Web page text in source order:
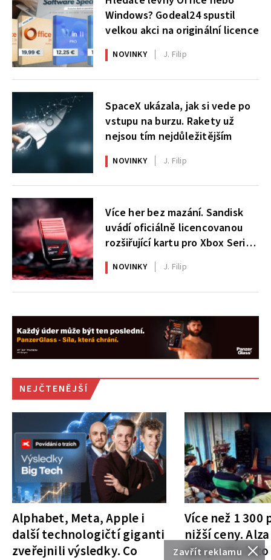
Zavřít reklamu
Windows? Godeal24 spustil
velkou akci na originální licence
NOVINKY J. Filip
SpaceX ukázala, jak si vede po
vstupu na burzu. Rakety už
nejsou tím nejdůležitějším
NOVINKY J. Filip
Více her bez mazání. Sandisk
uvádí oficiálně licencovanou
rozšiřující kartu pro Xbox Series
X|S
NOVINKY J. Filip
NEJČTENĚJŠÍ
Alphabet, Meta, Apple i
další technologičtí giganti
zveřejnili výsledky. Co
Více než 1
nižší ceny.
slevy v TV,